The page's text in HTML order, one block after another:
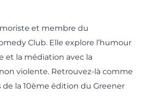
et membre du
Club. Elle explore l’humour
et la médiation avec la
violente. Retrouvez-là comme
la 10ème édition du Greener